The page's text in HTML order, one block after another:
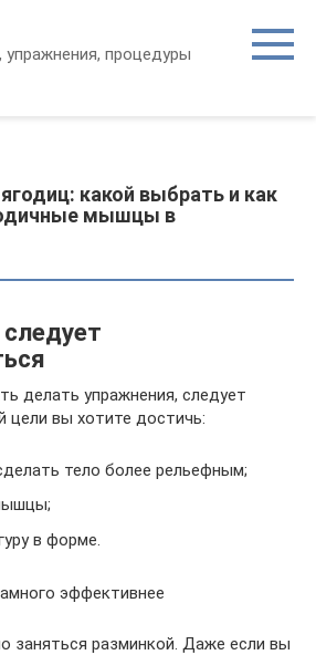
упражнения, процедуры
какой выбрать и как
мышцы в
делать упражнения, следует
цели вы хотите достичь:
тело более рельефным;
в форме.
эффективнее
заняться разминкой. Даже если вы